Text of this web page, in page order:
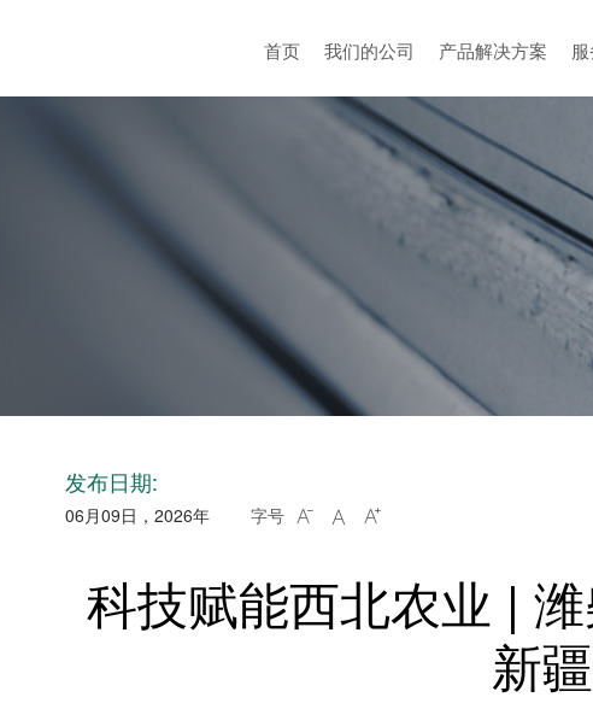
首页 我们的公司 产品解决方案
发布日期:
06月09日，2026年 字号   
科技赋能西北农业 |
新